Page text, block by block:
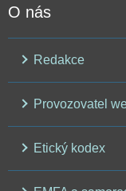
O nás
Redakce
Provozovatel
Etický kodex